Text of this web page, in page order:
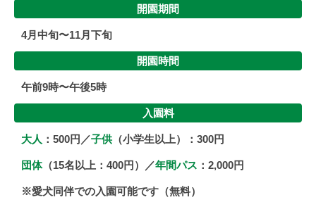
開園期間
4月中旬〜11月下旬
開園時間
午前9時〜午後5時
入園料
大人 ：500円／子供（小学生以上）：300円
団体（15名以上：400円）／年間パス ：2,000円
※愛犬同伴での入園可能です（無料）